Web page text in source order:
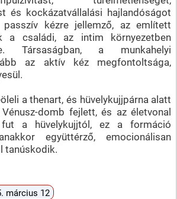
és kockázatvállalási hajlandóságot
kézre jellemző, az említett
a családi, az intim környezetben
Társaságban, a munkahelyi
az aktív kéz megfontoltsága,
a thenart, és hüvelykujjpárna alatt
domb fejlett, és az életvonal
a hüvelykujjtól, ez a formáció
együttérző, emocionálisan
tanúskodik.
március 12